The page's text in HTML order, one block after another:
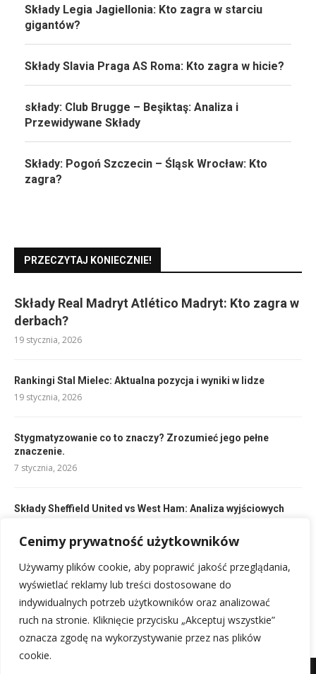
Cenimy prywatność użytkowników
Używamy plików cookie, aby poprawić jakość przeglądania,
wyświetlać reklamy lub treści dostosowane do
indywidualnych potrzeb użytkowników oraz analizować
ruch na stronie. Kliknięcie przycisku „Akceptuj wszystkie”
oznacza zgodę na wykorzystywanie przez nas plików
cookie.
Składy Legia Jagiellonia: Kto zagra w starciu
gigantów?
Składy Slavia Praga AS Roma: Kto zagra w hicie?
składy: Club Brugge – Beşiktaş: Analiza i
Przewidywane Składy
Składy: Pogoń Szczecin – Śląsk Wrocław: Kto
zagra?
PRZECZYTAJ KONIECZNIE!
Składy Real Madryt Atlético Madryt: Kto zagra w
derbach?
19 stycznia, 2026
Rankingi Stal Mielec: Aktualna pozycja i wyniki w lidze
19 stycznia, 2026
Stygmatyzowanie co to znaczy? Zrozumieć jego pełne
znaczenie.
7 stycznia, 2026
Składy Sheffield United vs West Ham: Analiza wyjściowych
19 stycznia, 2026
Polecane sklepy internetowe z ubraniami:Ranking mody 2024
18 stycznia, 2026